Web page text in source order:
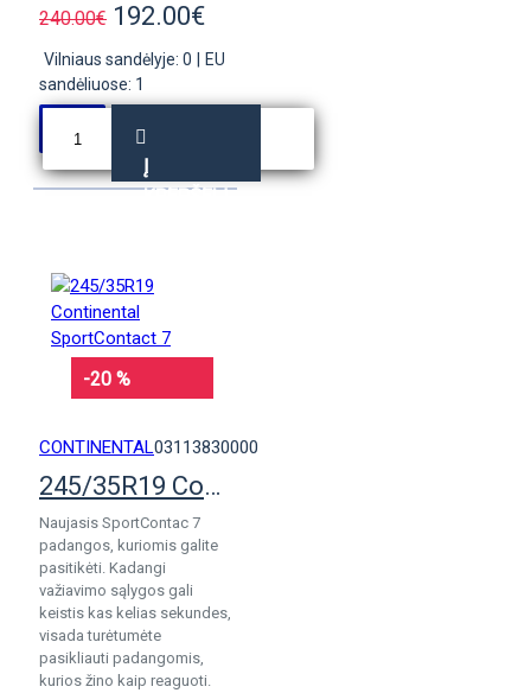
240.00€ 192.00€
Vilniaus sandėlyje: 0
EU
sandėliuose: 1
Į
KREPŠELĮ
-20 %
CONTINENTAL03113830000
245/35R19 Continental SportContact 7
Naujasis SportContac 7
padangos, kuriomis galite
pasitikėti. Kadangi
važiavimo sąlygos gali
keistis kas kelias sekundes,
visada turėtumėte
pasikliauti padangomis,
kurios žino kaip reaguoti.